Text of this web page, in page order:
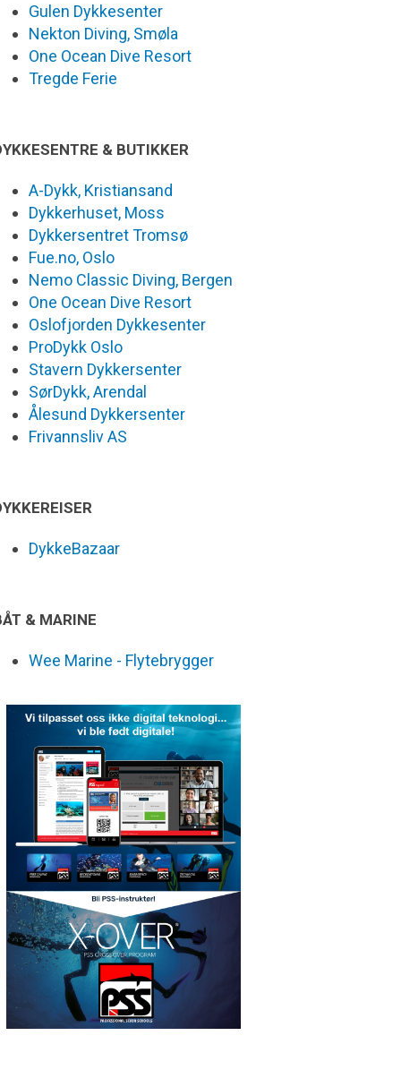
Gulen Dykkesenter
Nekton Diving, Smøla
One Ocean Dive Resort
Tregde Ferie
& BUTIKKER
A-Dykk, Kristiansand
Dykkerhuset, Moss
Dykkersentret Tromsø
Fue.no, Oslo
Nemo Classic Diving, Bergen
One Ocean Dive Resort
Oslofjorden Dykkesenter
ProDykk Oslo
Stavern Dykkersenter
SørDykk, Arendal
Ålesund Dykkersenter
Frivannsliv AS
DykkeBazaar
& MARINE
Wee Marine - Flytebrygger